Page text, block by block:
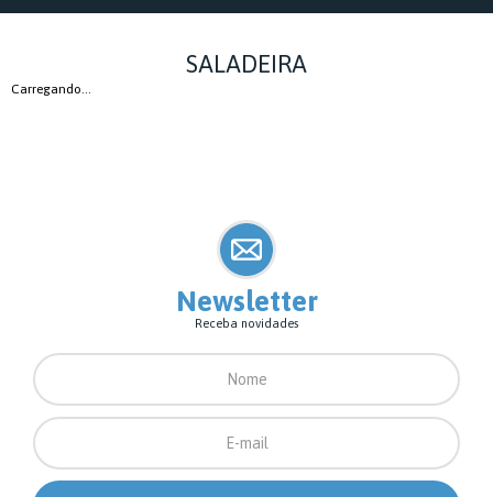
SALADEIRA
Carregando...
Newsletter
Receba novidades